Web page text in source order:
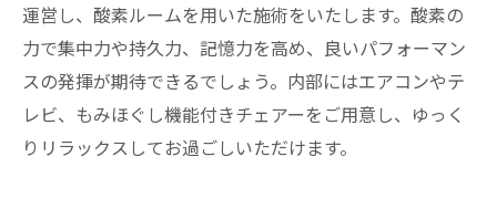
運営し、酸素ルームを用いた施術をいたします。酸素の
力で集中力や持久力、記憶力を高め、良いパフォーマン
スの発揮が期待できるでしょう。内部にはエアコンやテ
レビ、もみほぐし機能付きチェアーをご用意し、ゆっく
りリラックスしてお過ごしいただけます。